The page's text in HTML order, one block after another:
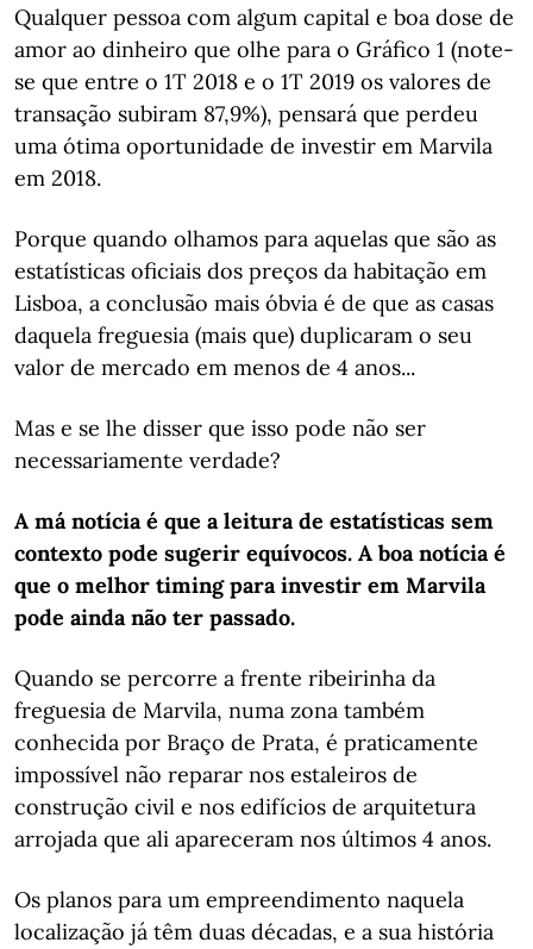
Qualquer pessoa com algum capital e boa dose de
amor ao dinheiro que olhe para o Gráfico 1 (note-
se que entre o 1T 2018 e o 1T 2019 os valores de
transação subiram 87,9%), pensará que perdeu
uma ótima oportunidade de investir em Marvila
em 2018.
Porque quando olhamos para aquelas que são as
estatísticas oficiais dos preços da habitação em
Lisboa, a conclusão mais óbvia é de que as casas
daquela freguesia (mais que) duplicaram o seu
valor de mercado em menos de 4 anos...
Mas e se lhe disser que isso pode não ser
necessariamente verdade?
A má notícia é que a leitura de estatísticas sem
contexto pode sugerir equívocos. A boa notícia é
que o melhor timing para investir em Marvila
pode ainda não ter passado.
Quando se percorre a frente ribeirinha da
freguesia de Marvila, numa zona também
conhecida por Braço de Prata, é praticamente
impossível não reparar nos estaleiros de
construção civil e nos edifícios de arquitetura
arrojada que ali apareceram nos últimos 4 anos.
Os planos para um empreendimento naquela
localização já têm duas décadas, e a sua história